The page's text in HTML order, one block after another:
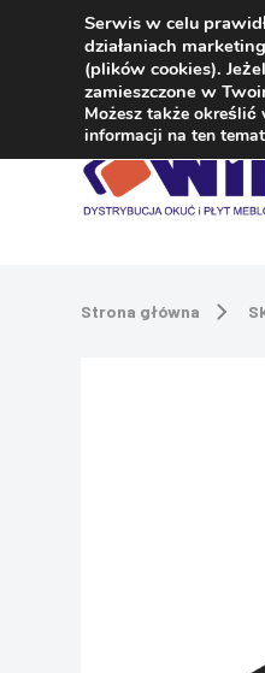
Kontakt
Strona główna
Serwis w celu
działaniach
(plików cookies).
zamieszczone w
Możesz także
informacji na ten